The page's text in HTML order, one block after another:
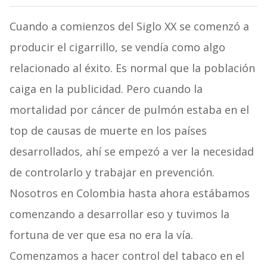
Cuando a comienzos del Siglo XX se comenzó a
producir el cigarrillo, se vendía como algo
relacionado al éxito. Es normal que la población
caiga en la publicidad. Pero cuando la
mortalidad por cáncer de pulmón estaba en el
top de causas de muerte en los países
desarrollados, ahí se empezó a ver la necesidad
de controlarlo y trabajar en prevención.
Nosotros en Colombia hasta ahora estábamos
comenzando a desarrollar eso y tuvimos la
fortuna de ver que esa no era la vía.
Comenzamos a hacer control del tabaco en el